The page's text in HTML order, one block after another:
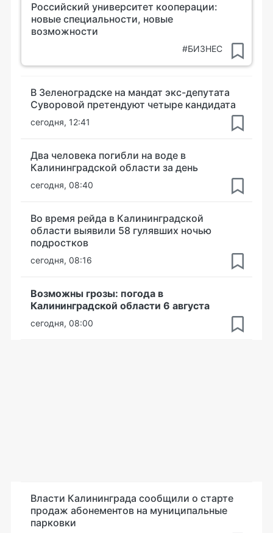
Российский университет кооперации:
новые специальности, новые
возможности
#БИЗНЕС
В Зеленоградске на мандат экс-депутата
Суворовой претендуют четыре кандидата
сегодня, 12:41
Два человека погибли на воде в
Калининградской области за день
сегодня, 08:40
Во время рейда в Калининградской
области выявили 58 гулявших ночью
подростков
сегодня, 08:16
Возможны грозы: погода в
Калининградской области 6 августа
сегодня, 08:00
Власти Калининграда сообщили о старте
продаж абонементов на муниципальные
парковки